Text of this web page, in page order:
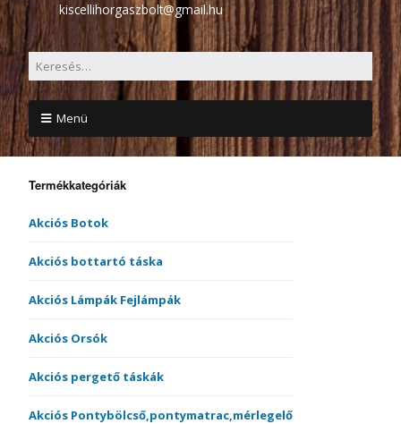
kiscellihorgaszbolt@gmail.hu
Menü
Termékkategóriák
Akciós Botok
Akciós bottartó táska
Akciós Lámpák Fejlámpák
Akciós Orsók
Akciós pergető táskák
Akciós Pontybölcső,pontymatrac,mérlegelő